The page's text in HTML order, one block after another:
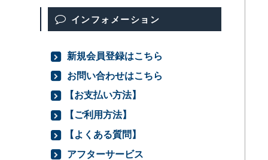
インフォメーション
新規会員登録はこちら
お問い合わせはこちら
【お支払い方法】
【ご利用方法】
【よくある質問】
アフターサービス